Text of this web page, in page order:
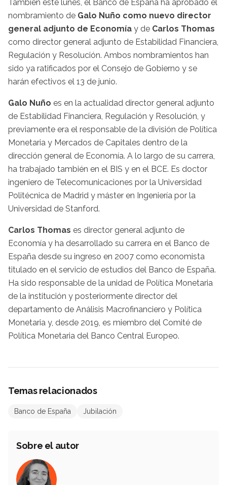
También este lunes, el Banco de España ha aprobado el
nombramiento de Galo Nuño como nuevo director
general adjunto de Economía y de Carlos Thomas
como director general adjunto de Estabilidad Financiera,
Regulación y Resolución. Ambos nombramientos han
sido ya ratificados por el Consejo de Gobierno y se
harán efectivos el 13 de junio.
Galo Nuño es en la actualidad director general adjunto
de Estabilidad Financiera, Regulación y Resolución, y
previamente era el responsable de la división de Política
Monetaria y Mercados de Capitales dentro de la
dirección general de Economía. A lo largo de su carrera,
ha trabajado también en el BIS y en el BCE. Es doctor
ingeniero de Telecomunicaciones por la Universidad
Politécnica de Madrid y máster en Ingeniería por la
Universidad de Stanford.
Carlos Thomas es director general adjunto de
Economía y ha desarrollado su carrera en el Banco de
España desde su ingreso en 2007 como economista
titulado en el servicio de estudios del Banco de España.
Ha sido responsable de la unidad de Política Monetaria
de la institución y posteriormente director del
departamento de Análisis Macrofinanciero y Política
Monetaria y, desde 2019, es miembro del Comité de
Política Monetaria del Banco Central Europeo.
Temas relacionados
Banco de España Jubilación
Sobre el autor